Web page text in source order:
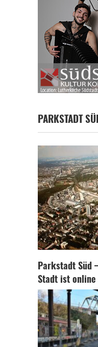
PARKSTADT
Parkstadt Süd
Stadt ist online